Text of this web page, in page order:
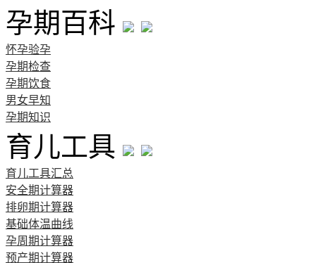
孕期百科
怀孕验孕
孕期检查
孕期饮食
男女早知
孕期知识
育儿工具
育儿工具汇总
安全期计算器
排卵期计算器
基础体温曲线
孕周期计算器
预产期计算器